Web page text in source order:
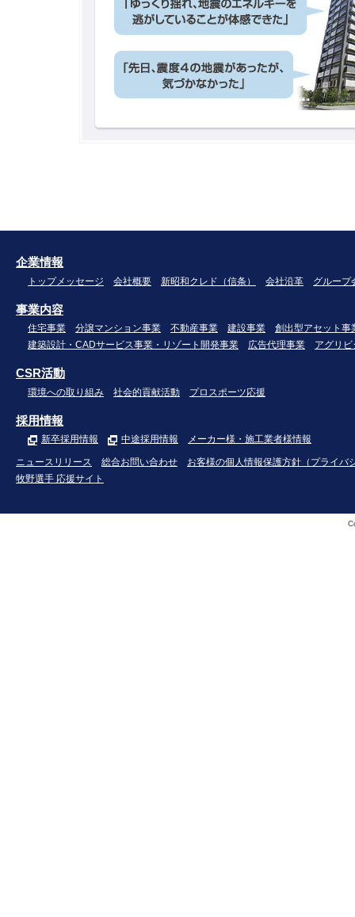
企業情報
トップメッセージ 会社概要 新昭和クレド（信条） 会社沿革 グループ
事業内容
住宅事業 分譲マンション事業 不動産事業 建設事業
創出型アセット事
建築設計・CADサービス事業・リゾート開発事業
広告代理事業 アグリ
CSR活動
環境への取り組み 社会的貢献活動 プロスポーツ応援
採用情報
新卒採用情報 中途採用情報 メーカー様・施工業者様情報
ニュースリリース 総合お問い合わせ
お客様の個人情報保護方針（プライバ
牧野選手 応援サイト